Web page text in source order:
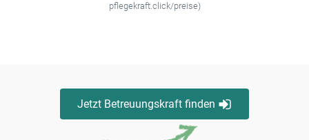
pflegekraft.click/preise)
Jetzt Betreuungskraft finden